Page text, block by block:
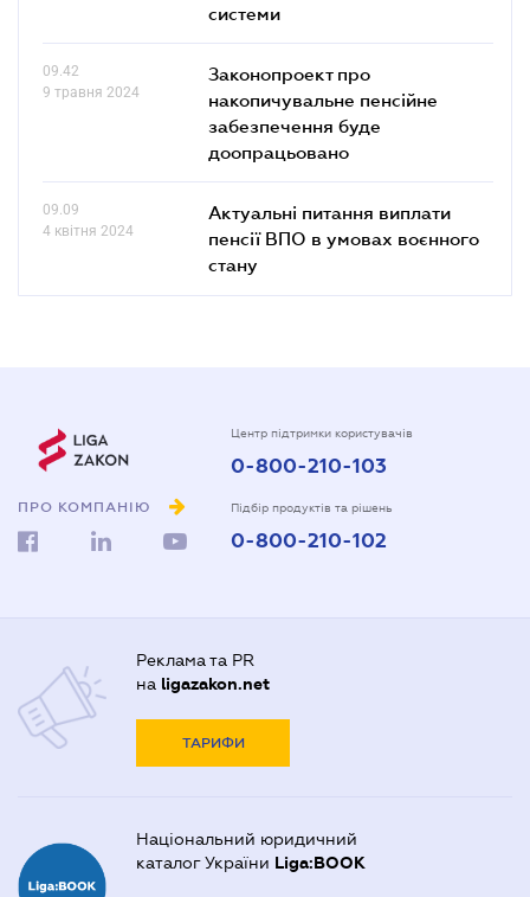
системи
09.42
9 травня 2024
Законопроект про
накопичувальне пенсійне
забезпечення буде
доопрацьовано
09.09
4 квітня 2024
Актуальні питання виплати
пенсії ВПО в умовах воєнного
стану
ПРО КОМПАНІЮ
Центр підтримки користувачів
0-800-210-103
Підбір продуктів та рішень
0-800-210-102
Реклама та PR
на ligazakon.net
ТАРИФИ
Національний юридичний
каталог України Liga:BOOK